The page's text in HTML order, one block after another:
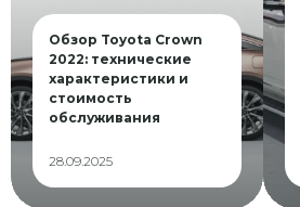
Обзор Toyota Crown
2022: технические
характеристики и
стоимость
обслуживания
28.09.2025